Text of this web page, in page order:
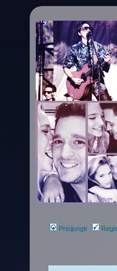
Prisijungti